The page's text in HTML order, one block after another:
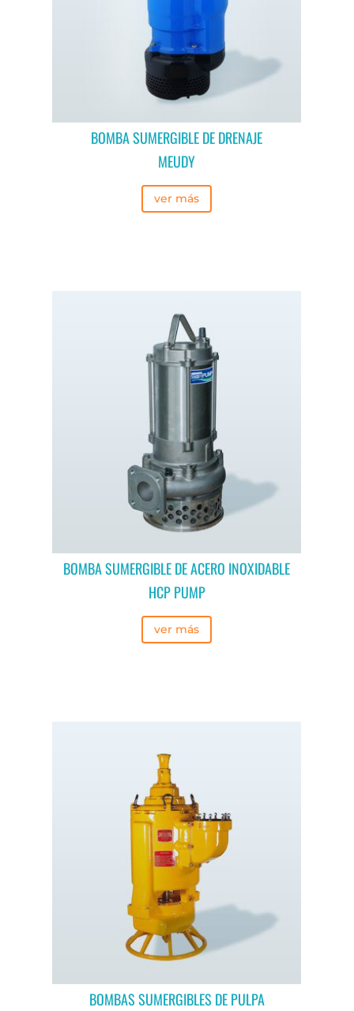
BOMBA SUMERGIBLE DE DRENAJE
MEUDY
ver más
BOMBA SUMERGIBLE DE ACERO INOXIDABLE
HCP PUMP
ver más
BOMBAS SUMERGIBLES DE PULPA